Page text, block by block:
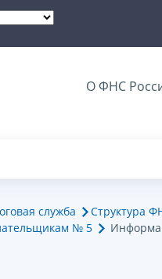
О ФНС
служба Структура
№ 5